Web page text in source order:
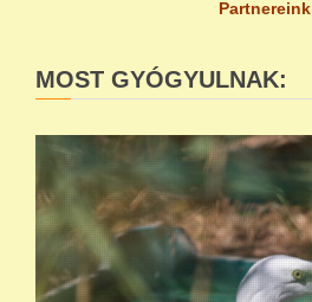
Partnereink
MOST GYÓGYULNAK: